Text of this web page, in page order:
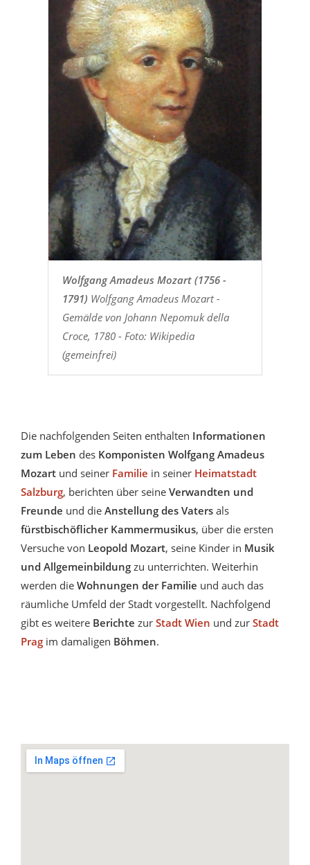
Wolfgang Amadeus Mozart (1756 -
1791) Wolfgang Amadeus Mozart -
Gemälde von Johann Nepomuk della
Croce, 1780 - Foto: Wikipedia
(gemeinfrei)
Die nachfolgenden Seiten enthalten Informationen
zum Leben des Komponisten Wolfgang Amadeus
Mozart und seiner Familie in seiner Heimatstadt
Salzburg, berichten über seine Verwandten und
Freunde und die Anstellung des Vaters als
fürstbischöflicher Kammermusikus, über die ersten
Versuche von Leopold Mozart, seine Kinder in Musik
und Allgemeinbildung zu unterrichten. Weiterhin
werden die Wohnungen der Familie und auch das
räumliche Umfeld der Stadt vorgestellt. Nachfolgend
gibt es weitere Berichte zur Stadt Wien und zur Stadt
Prag im damaligen Böhmen.